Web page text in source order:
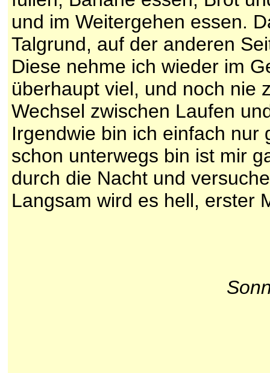
und im Weitergehen essen.
Talgrund, auf der anderen
Diese nehme ich wieder im
überhaupt viel, und noch nie
Wechsel zwischen Laufen
Irgendwie bin ich einfach nur
schon unterwegs bin ist mir
durch die Nacht und
Langsam wird es hell, erster